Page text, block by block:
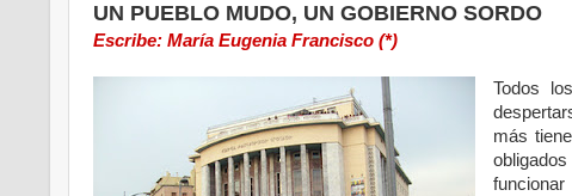
UN PUEBLO MUDO, UN GOBIERNO SORDO
Escribe: María Eugenia Francisco (*)
Todos
más